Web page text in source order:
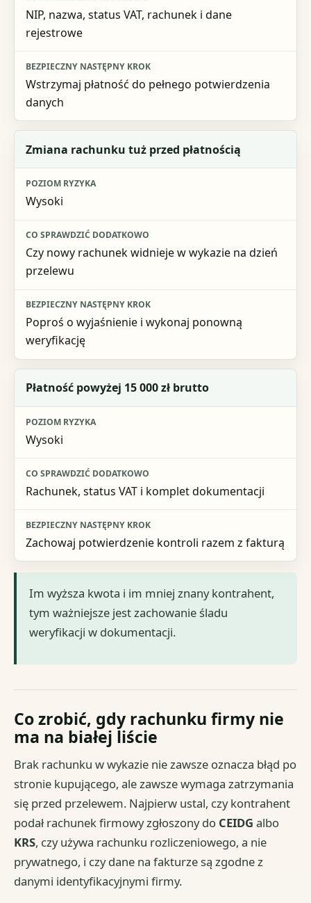
NIP, nazwa, status VAT, rachunek i dane
rejestrowe
Wstrzymaj płatność do pełnego potwierdzenia
danych
Zmiana rachunku tuż przed płatnością
Wysoki
Czy nowy rachunek widnieje w wykazie na dzień
przelewu
Poproś o wyjaśnienie i wykonaj ponowną
weryfikację
Płatność powyżej 15 000 zł brutto
Wysoki
Rachunek, status VAT i komplet dokumentacji
Zachowaj potwierdzenie kontroli razem z fakturą
Im wyższa kwota i im mniej znany kontrahent,
tym ważniejsze jest zachowanie śladu
weryfikacji w dokumentacji.
Co zrobić, gdy rachunku firmy nie
ma na białej liście
Brak rachunku w wykazie nie zawsze oznacza błąd po
stronie kupującego, ale zawsze wymaga zatrzymania
się przed przelewem. Najpierw ustal, czy kontrahent
podał rachunek firmowy zgłoszony do CEIDG albo
KRS, czy używa rachunku rozliczeniowego, a nie
prywatnego, i czy dane na fakturze są zgodne z
danymi identyfikacyjnymi firmy.